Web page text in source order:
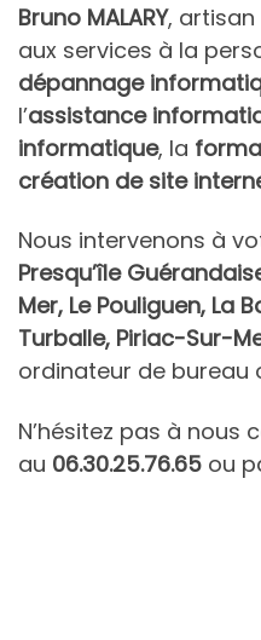
Bruno MALARY, artisan
aux services à la
dépannage
l’assistance
informatique, la
création de site
Nous intervenons à
Presqu’île
Mer, Le Pouliguen, La
Turballe, Piriac-Sur-
ordinateur de bureau
N’hésitez pas à
au 06.30.25.76.65 ou